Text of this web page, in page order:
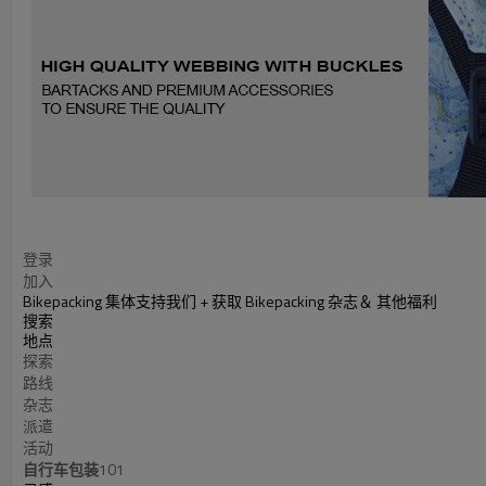
登录
加入
Bikepacking 集体支持我们 + 获取 Bikepacking 杂志＆ 其他福利
搜索
地点
探索
路线
杂志
派遣
活动
自行车包装101